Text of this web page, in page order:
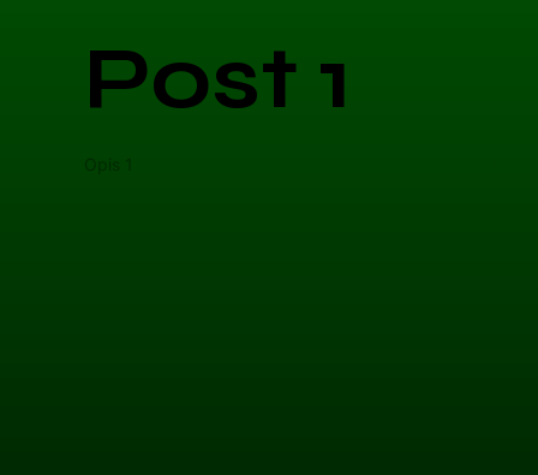
Post 1
Opis 1